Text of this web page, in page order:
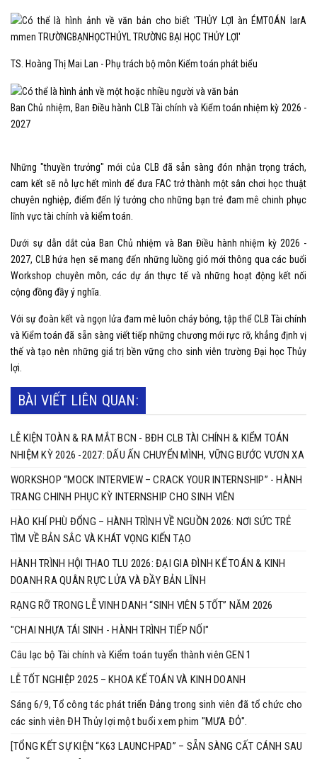
TS. Hoàng Thị Mai Lan - Phụ trách bộ môn Kiểm toán phát biểu
Ban Chủ nhiệm, Ban Điều hành CLB Tài chính và Kiểm toán nhiệm kỳ 2026 -
2027
Những "thuyền trưởng" mới của CLB đã sẵn sàng đón nhận trọng trách,
cam kết sẽ nỗ lực hết mình để đưa FAC trở thành một sân chơi học thuật
chuyên nghiệp, điểm đến lý tưởng cho những bạn trẻ đam mê chinh phục
lĩnh vực tài chính và kiểm toán.
Dưới sự dẫn dắt của Ban Chủ nhiệm và Ban Điều hành nhiệm kỳ 2026 -
2027, CLB hứa hẹn sẽ mang đến những luồng gió mới thông qua các buổi
Workshop chuyên môn, các dự án thực tế và những hoạt động kết nối
cộng đồng đầy ý nghĩa.
Với sự đoàn kết và ngọn lửa đam mê luôn cháy bỏng, tập thể CLB Tài chính
và Kiểm toán đã sẵn sàng viết tiếp những chương mới rực rỡ, khẳng định vị
thế và tạo nên những giá trị bền vững cho sinh viên trường Đại học Thủy
lợi.
BÀI VIẾT LIÊN QUAN:
LỄ KIỆN TOÀN & RA MẮT BCN - BĐH CLB TÀI CHÍNH & KIỂM TOÁN
NHIỆM KỲ 2026 -2027: DẤU ẤN CHUYỂN MÌNH, VỮNG BƯỚC VƯƠN XA
WORKSHOP “MOCK INTERVIEW – CRACK YOUR INTERNSHIP” - HÀNH
TRANG CHINH PHỤC KỲ INTERNSHIP CHO SINH VIÊN
HÀO KHÍ PHÙ ĐỔNG – HÀNH TRÌNH VỀ NGUỒN 2026: NƠI SỨC TRẺ
TÌM VỀ BẢN SẮC VÀ KHÁT VỌNG KIẾN TẠO
HÀNH TRÌNH HỘI THAO TLU 2026: ĐẠI GIA ĐÌNH KẾ TOÁN & KINH
DOANH RA QUÂN RỰC LỬA VÀ ĐẦY BẢN LĨNH
RẠNG RỠ TRONG LỄ VINH DANH “SINH VIÊN 5 TỐT” NĂM 2026
"CHAI NHỰA TÁI SINH - HÀNH TRÌNH TIẾP NỐI"
Câu lạc bộ Tài chính và Kiểm toán tuyển thành viên GEN 1
LỄ TỐT NGHIỆP 2025 – KHOA KẾ TOÁN VÀ KINH DOANH
Sáng 6/9, Tổ công tác phát triển Đảng trong sinh viên đã tổ chức cho
các sinh viên ĐH Thủy lợi một buổi xem phim "MƯA ĐỎ".
[TỔNG KẾT SỰ KIỆN “K63 LAUNCHPAD” – SẴN SÀNG CẤT CÁNH SAU